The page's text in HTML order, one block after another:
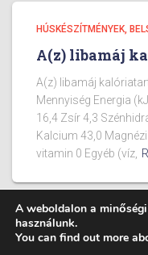
HÚSKÉSZÍTMÉNYEK,
A(z) libamáj
A(z) libamáj
Mennyiség Energia
16,4 Zsír 4,3
Kalcium 43,0
vitamin 0 Egyéb (víz,
A weboldalon a
használunk.
You can find out more